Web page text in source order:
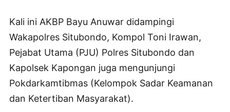
Kali ini AKBP Bayu Anuwar didampingi
Wakapolres Situbondo, Kompol Toni Irawan,
Pejabat Utama (PJU) Polres Situbondo dan
Kapolsek Kapongan juga mengunjungi
Pokdarkamtibmas (Kelompok Sadar Keamanan
dan Ketertiban Masyarakat).